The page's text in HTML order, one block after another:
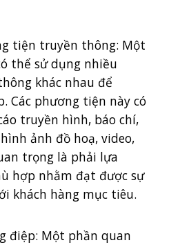
tiện truyền thông: Một
thể sử dụng nhiều
khác nhau để
Các phương tiện này có
truyền hình, báo chí,
ảnh đồ hoạ, video,
trọng là phải lựa
hợp nhằm đạt được sự
khách hàng mục tiêu.
điệp: Một phần quan